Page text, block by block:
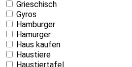
Grieschisch
Gyros
Hamburger
Hamurger
Haus kaufen
Haustiere
Haustiertafel